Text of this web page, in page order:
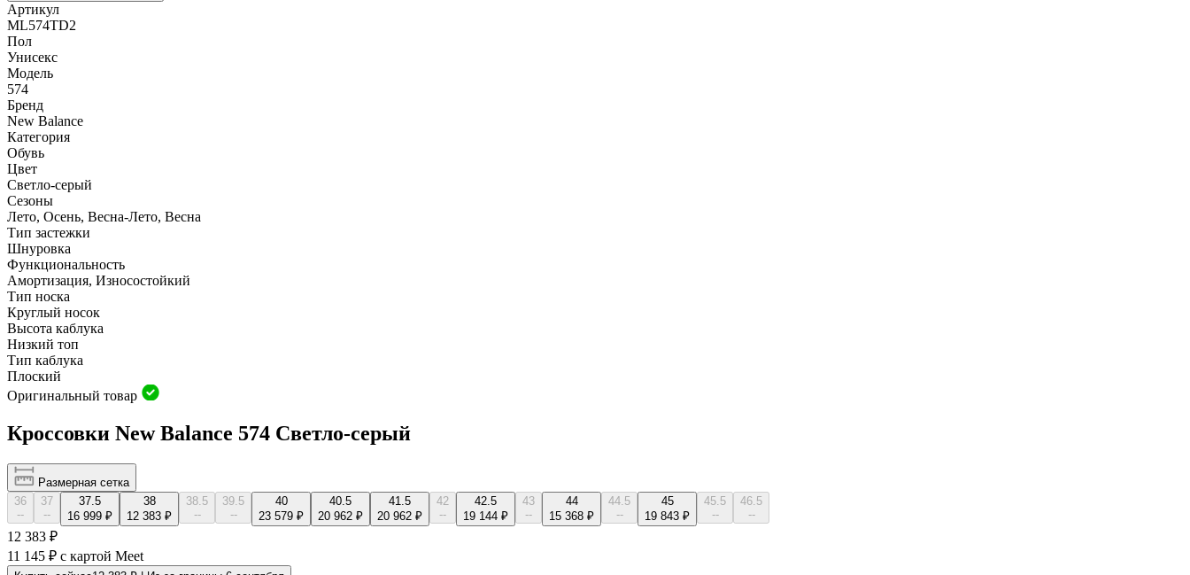
Артикул
ML574TD2
Пол
Унисекс
Модель
574
Бренд
New Balance
Категория
Обувь
Цвет
Светло-серый
Сезоны
Лето, Осень, Весна-Лето, Весна
Тип застежки
Шнуровка
Функциональность
Амортизация, Износостойкий
Тип носка
Круглый носок
Высота каблука
Низкий топ
Тип каблука
Плоский
Оригинальный товар
Кроссовки New Balance 574 Светло-серый
Размерная сетка
36
--
37
--
37.5
16 999 ₽
38
12 383 ₽
38.5
--
39.5
--
40
23 579 ₽
40.5
20 962 ₽
41.5
20 962 ₽
42
--
42.5
19 144 ₽
43
--
44
15 368 ₽
44.5
--
45
19 843 ₽
45.5
--
46.5
--
12 383 ₽
11 145 ₽ с картой Meet